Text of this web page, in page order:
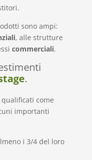
sono ampi:
, alle strutture
commerciali.
.
come
importanti
i 3/4 del loro